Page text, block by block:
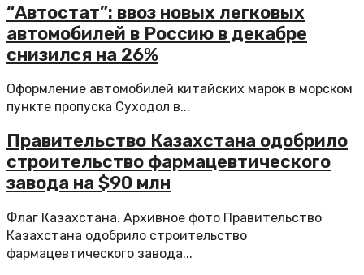
“Автостат”: ввоз новых легковых
автомобилей в Россию в декабре
снизился на 26%
Оформление автомобилей китайских марок в морском
пункте пропуска Суходол в...
Правительство Казахстана одобрило
строительство фармацевтического
завода на $90 млн
Флаг Казахстана. Архивное фото Правительство
Казахстана одобрило строительство
фармацевтического завода...